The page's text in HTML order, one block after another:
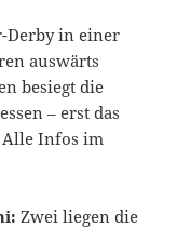
Derby in einer
auswärts
besiegt die
– erst das
Alle Infos im
Zwei liegen die